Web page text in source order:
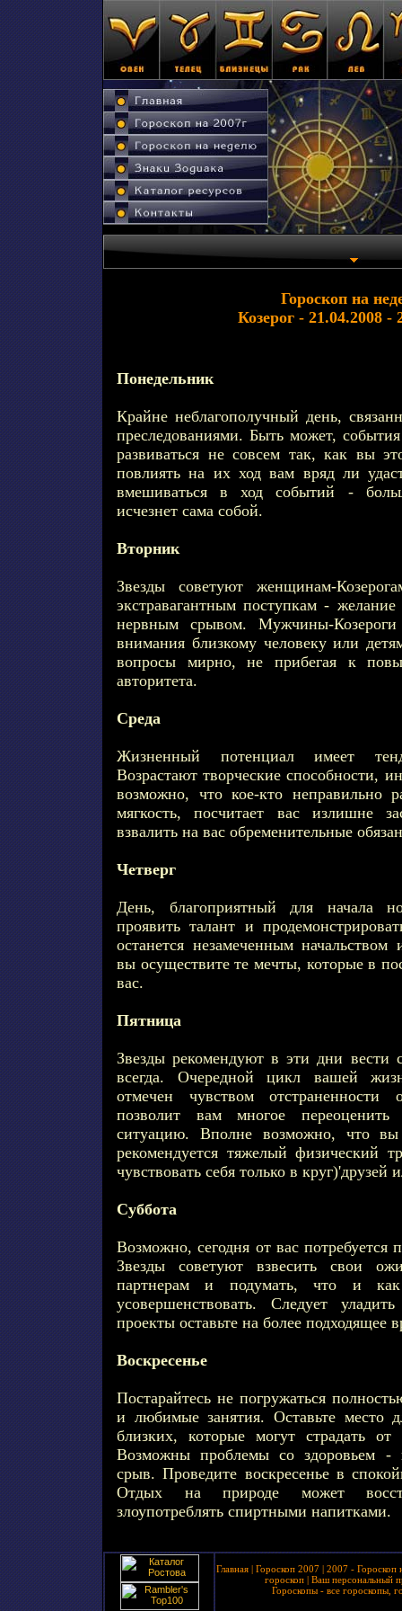
Гороскоп на
Козерог - 21.04.2008 -
Понедельник
Крайне неблагополучный день,
преследованиями. Быть может,
развиваться не совсем так, как вы
повлиять на их ход вам вряд ли
вмешиваться в ход событий -
исчезнет сама собой.
Вторник
Звезды советуют женщинам-
экстравагантным поступкам - желание
нервным срывом. Мужчины-
внимания близкому человеку или
вопросы мирно, не прибегая к
авторитета.
Среда
Жизненный потенциал имеет
Возрастают творческие способности,
возможно, что кое-кто неправильно
мягкость, посчитает вас излишне
взвалить на вас обременительные
Четверг
День, благоприятный для начала
проявить талант и
останется незамеченным
вы осуществите те мечты, которые в
вас.
Пятница
Звезды рекомендуют в эти дни вести
всегда. Очередной цикл вашей
отмечен чувством
позволит вам многое
ситуацию. Вполне возможно, что
рекомендуется тяжелый физический
чувствовать себя только в
Суббота
Возможно, сегодня от вас
Звезды советуют взвесить свои
партнерам и подумать, что и
усовершенствовать. Следует
проекты оставьте на более подходящее
Воскресенье
Постарайтесь не погружаться
и любимые занятия. Оставьте место
близких, которые могут страдать от
Возможны проблемы со здоровьем -
срыв. Проведите воскресенье в
Отдых на природе может
злоупотреблять спиртными напитками.
Главная | Гороскоп 2007 | 2007 - Гороскоп
гороскоп| Ваш персональный
Гороскопы - все гороскопы,